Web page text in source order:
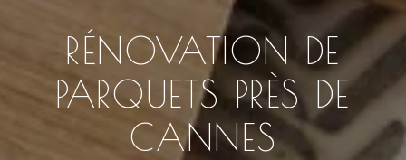
RÉNOVATION DE
PARQUETS PRÈS DE
CANNES